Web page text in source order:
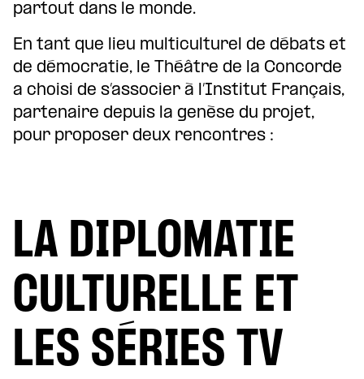
partout dans le monde.
En tant que lieu multiculturel de débats et
de démocratie, le Théâtre de la Concorde
a choisi de s’associer à l’Institut Français,
partenaire depuis la genèse du projet,
pour proposer deux rencontres :
LA DIPLOMATIE
CULTURELLE ET
LES SÉRIES TV